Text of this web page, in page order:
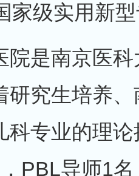
家级实用新
院是南京医
研究生培养
科专业的理
PBL导师1